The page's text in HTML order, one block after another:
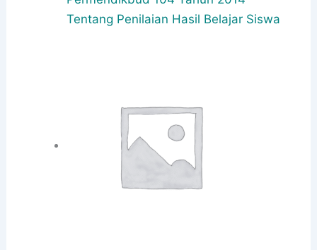
Tentang Penilaian Hasil Belajar Siswa